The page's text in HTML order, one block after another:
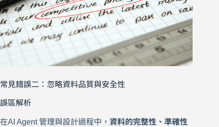
常見錯誤二：忽略資料品質與安全性
誤區解析
在AI Agent 管理與設計過程中， 資料的完整性、準確性